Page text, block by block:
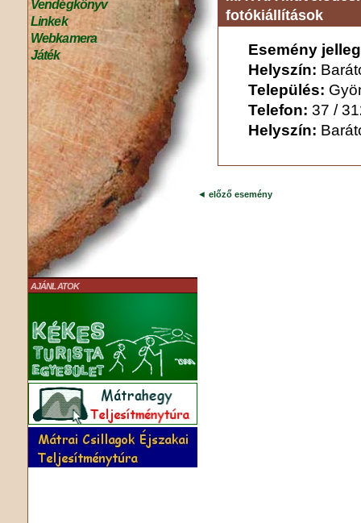
Vendégkönyv
Linkek
Webkamera
Játék
AJÁNLATOK
fotókiállítások
Esemény
Helyszín:
Település:
Telefon: 37 /
Helyszín:
◄ előző esemény